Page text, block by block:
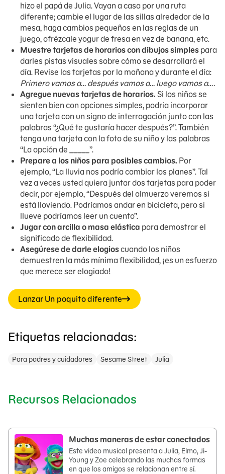
hizo el papá de Julia. Vayan a casa por una ruta
diferente; cambie el lugar de las sillas alrededor de la
mesa, haga cambios pequeños en las reglas de un
juego, ofrézcale yogur de fresa en vez de banana, etc.
Muestre tarjetas de horarios con dibujos simples para
darles pistas visuales sobre cómo se desarrollará el
día. Revise las tarjetas por la mañana y durante el día:
Primero vamos a… después vamos a… luego vamos a….
Agregue nuevas tarjetas de horarios. Si los niños se
sienten bien con opciones simples, podría incorporar
una tarjeta con un signo de interrogación junto con las
palabras “¿Qué te gustaría hacer después?”. También
tenga una tarjeta con la foto de su niño y las palabras
“La opción de _____”.
Prepare a los niños para posibles cambios. Por
ejemplo, “La lluvia nos podría cambiar los planes”. Tal
vez a veces usted quiera juntar dos tarjetas para poder
decir, por ejemplo, “Después del almuerzo veremos si
está lloviendo. Podríamos andar en bicicleta, pero si
llueve podríamos leer un cuento”.
Jugar con arcilla o masa elástica para demostrar el
significado de flexibilidad.
Asegúrese de darle elogioscuando los niños
demuestren la más mínima flexibilidad, ¡es un esfuerzo
que merece ser elogiado!
Lanzar Un poquito diferente
Etiquetas relacionadas:
Para padres y cuidadores Sesame Street Julia
Recursos Relacionados
Muchas maneras de estar conectados
Este video musical presenta a Julia, Elmo, Ji-
Young y Zoe celebrando las muchas formas
en que los amigos se relacionan entre sí.